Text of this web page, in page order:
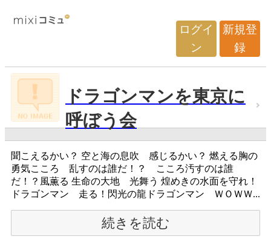
ログイ
ン
新規登
録
ドラゴンマンを東京に
呼ぼう会
聞こえるかい？ 空と海の息吹 感じるかい？ 燃える胸の
勇気こころ 乱すのは誰だ！？ こころ汚すのは誰
だ！？風薫る 生命の大地 光舞う 煌めきの水面を守れ！
ドラゴンマン 走る！閃光の龍ドラゴンマン ＷＯＷＷ...
続きを読む